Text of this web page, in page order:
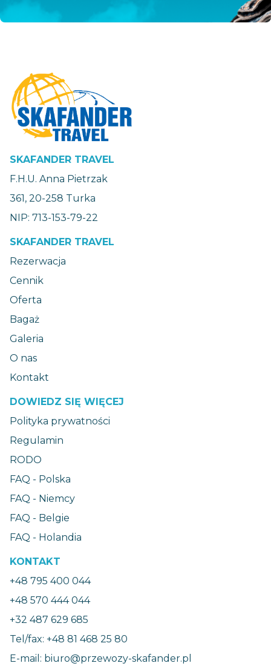
SKAFANDER TRAVEL
F.H.U. Anna Pietrzak
361, 20-258 Turka
NIP: 713-153-79-22
SKAFANDER TRAVEL
Rezerwacja
Cennik
Oferta
Bagaż
Galeria
O nas
Kontakt
DOWIEDZ SIĘ WIĘCEJ
Polityka prywatności
Regulamin
RODO
FAQ - Polska
FAQ - Niemcy
FAQ - Belgie
FAQ - Holandia
KONTAKT
+48 795 400 044
+48 570 444 044
+32 487 629 685
Tel/fax: +48 81 468 25 80
E-mail: biuro@przewozy-skafander.pl